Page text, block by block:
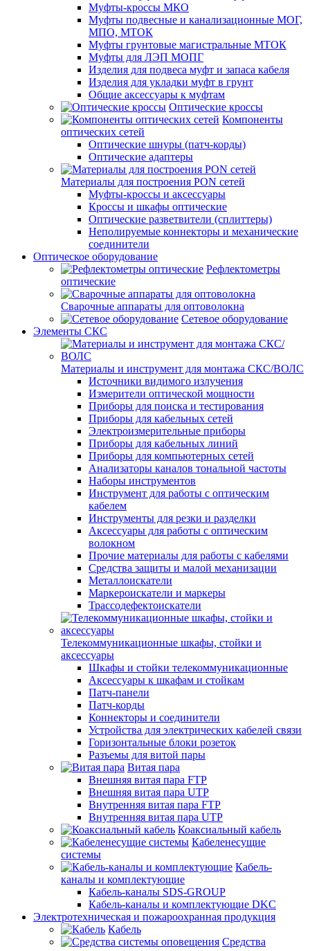
Муфты-кроссы МКО
Муфты подвесные и канализационные МОГ,
МПО, МТОК
Муфты грунтовые магистральные МТОК
Муфты для ЛЭП МОПГ
Изделия для подвеса муфт и запаса кабеля
Изделия для укладки муфт в грунт
Общие аксессуары к муфтам
Оптические кроссы
Компоненты
оптических сетей
Оптические шнуры (патч-корды)
Оптические адаптеры
Материалы для построения PON сетей
Муфты-кроссы и аксессуары
Кроссы и шкафы оптические
Оптические разветвители (сплиттеры)
Неполируемые коннекторы и механические
соединители
Оптическое оборудование
Рефлектометры
оптические
Сварочные аппараты для оптоволокна
Сетевое оборудование
Элементы СКС
Материалы и инструмент для монтажа СКС/ВОЛС
Источники видимого излучения
Измерители оптической мощности
Приборы для поиска и тестирования
Приборы для кабельных сетей
Электроизмерительные приборы
Приборы для кабельных линий
Приборы для компьютерных сетей
Анализаторы каналов тональной частоты
Наборы инструментов
Инструмент для работы с оптическим
кабелем
Инструменты для резки и разделки
Аксессуары для работы с оптическим
волокном
Прочие материалы для работы с кабелями
Средства защиты и малой механизации
Металлоискатели
Маркероискатели и маркеры
Трассодефектоискатели
Телекоммуникационные шкафы, стойки и
аксессуары
Шкафы и стойки телекоммуникационные
Аксессуары к шкафам и стойкам
Патч-панели
Патч-корды
Коннекторы и соединители
Устройства для электрических кабелей связи
Горизонтальные блоки розеток
Разъемы для витой пары
Витая пара
Внешняя витая пара FTP
Внешняя витая пара UTP
Внутренняя витая пара FTP
Внутренняя витая пара UTP
Коаксиальный кабель
Кабеленесущие
системы
Кабель-
каналы и комплектующие
Кабель-каналы SDS-GROUP
Кабель-каналы и комплектующие DKC
Электротехническая и пожароохранная продукция
Кабель
Средства